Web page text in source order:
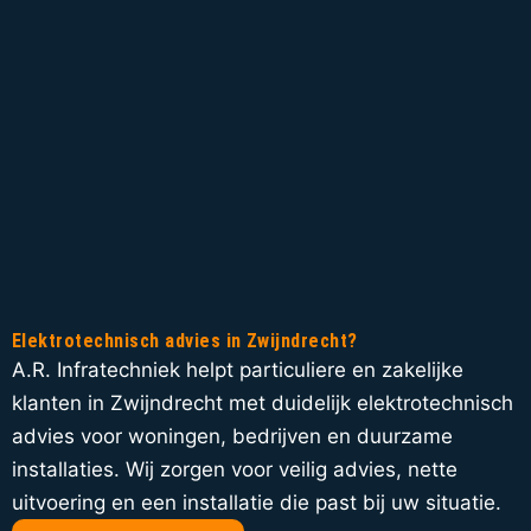
Elektrotechnisch advies in Zwijndrecht?
A.R. Infratechniek helpt particuliere en zakelijke
klanten in Zwijndrecht met duidelijk elektrotechnisch
advies voor woningen, bedrijven en duurzame
installaties. Wij zorgen voor veilig advies, nette
uitvoering en een installatie die past bij uw situatie.